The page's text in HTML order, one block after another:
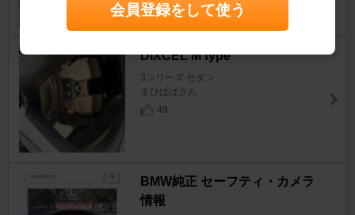
DIXCEL M type
3シリーズ セダン
まひぱぱさん
49
BMW純正 セーフティ・カメラ
情報
会員登録をして使う